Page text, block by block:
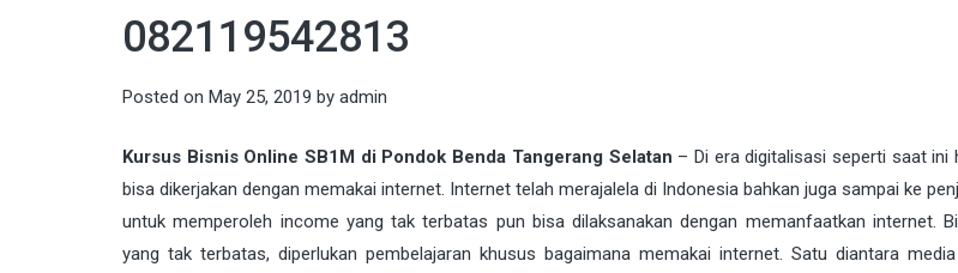
082119542813
Posted on May 25, 2019 by admin
Kursus Bisnis Online SB1M di Pondok Benda Tangerang Selatan – Di eradigitalisasi seperti saat ini
bisa dikerjakan dengan memakai internet. Internet telah merajalela di Indonesia bahkan juga sampai ke
untuk memperoleh income yang tak terbatas pun bisa dilaksanakan dengan memanfaatkan internet.
yang tak terbatas, diperlukan pembelajaran khusus bagaimana memakai internet. Satu diantara